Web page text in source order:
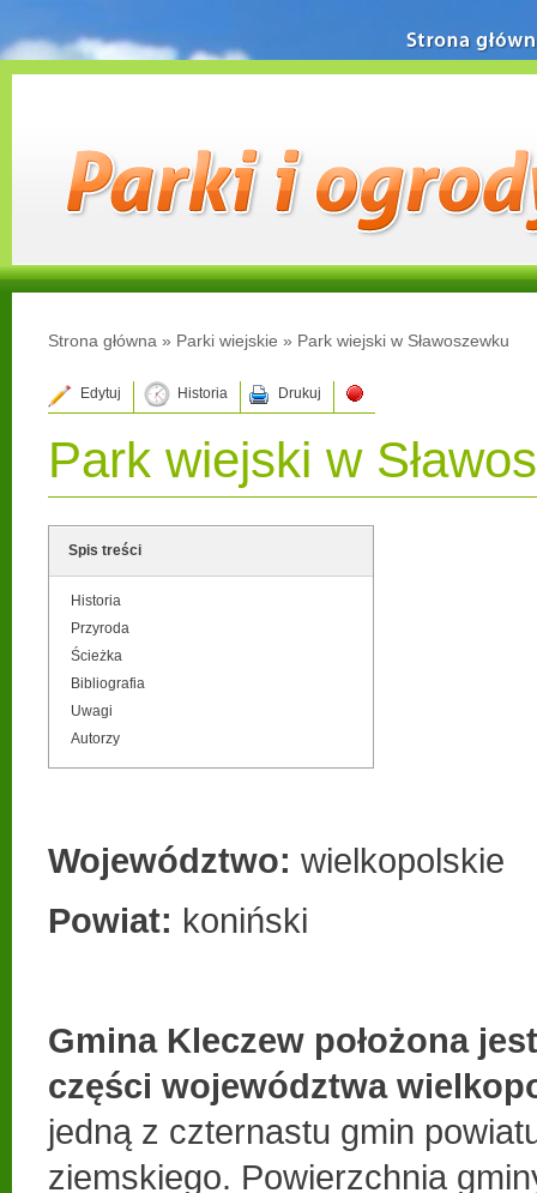
Strona główna » Parki wiejskie » Park wiejski w Sławoszewku
Edytuj Historia Drukuj
Park wiejski w
Spis treści
Historia
Przyroda
Ścieżka
Bibliografia
Uwagi
Autorzy
Województwo: wielkopolskie
Powiat: koniński
Gmina Kleczew położona
części województwa
jedną z czternastu gmin
ziemskiego. Powierzchnia
Strona główna